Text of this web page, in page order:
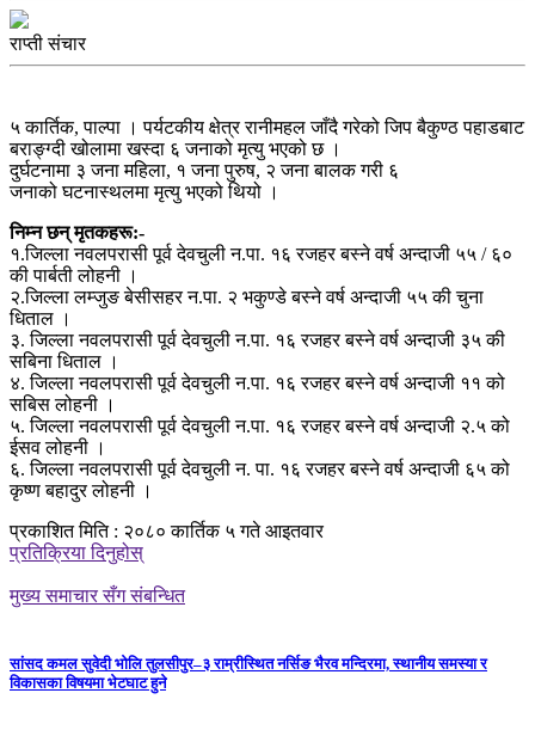
राप्ती संचार
५ कार्तिक, पाल्पा । पर्यटकीय क्षेत्र रानीमहल जाँदै गरेको जिप बैकुण्ठ पहाडबाट
बराङ्ग्दी खोलामा खस्दा ६ जनाको मृत्यु भएको छ ।
दुर्घटनामा ३ जना महिला, १ जना पुरुष, २ जना बालक गरी ६
जनाको घटनास्थलमा मृत्यु भएको थियो ।
निम्न छन् मृतकहरू:-
१.जिल्ला नवलपरासी पूर्व देवचुली न.पा. १६ रजहर बस्ने वर्ष अन्दाजी ५५ / ६०
की पार्बती लोहनी ।
२.जिल्ला लम्जुङ बेसीसहर न.पा. २ भकुण्डे बस्ने वर्ष अन्दाजी ५५ की चुना
धिताल ।
३. जिल्ला नवलपरासी पूर्व देवचुली न.पा. १६ रजहर बस्ने वर्ष अन्दाजी ३५ की
सबिना धिताल ।
४. जिल्ला नवलपरासी पूर्व देवचुली न.पा. १६ रजहर बस्ने वर्ष अन्दाजी ११ को
सबिस लोहनी ।
५. जिल्ला नवलपरासी पूर्व देवचुली न.पा. १६ रजहर बस्ने वर्ष अन्दाजी २.५ को
ईसव लोहनी ।
६. जिल्ला नवलपरासी पूर्व देवचुली न. पा. १६ रजहर बस्ने वर्ष अन्दाजी ६५ को
कृष्ण बहादुर लोहनी ।
प्रकाशित मिति : २०८० कार्तिक ५ गते आइतवार
प्रतिक्रिया दिनुहोस्
मुख्य समाचार सँग संबन्धित
सांसद कमल सुवेदी भोलि तुलसीपुर–३ राम्रीस्थित नर्सिङ भैरव मन्दिरमा, स्थानीय समस्या र
विकासका विषयमा भेटघाट हुने